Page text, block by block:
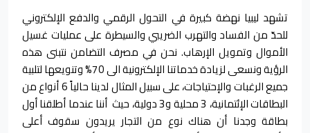
تشهد ليبيا نهضة كبيرة في التحول الرقمي والدفع الإلكتروني
للحدّ من الفساد والتهرب الضريبي والسيطرة على عمليات غسيل
الأموال وتمويل الإرهاب. نحن في مصرف التضامن نتبنى هذه
الرؤية ونسعى لزيادة خدماتنا الإلكترونية الى 70% وتنويعها لتلبية
جميع الرغبات والإحتياجات، على سبيل المثال لدينا حالياً 6 أنواع من
البطاقات الإئتمانية، 3 محلية و3 دولية، حيث أننا عندما أطلقنا أول
بطاقة وجدنا أن هناك نوع من التجار يريدون سقوف أعلى